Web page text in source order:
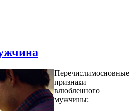
Перечислимосновные
признаки
влюбленного
мужчины: